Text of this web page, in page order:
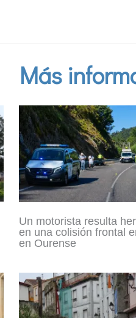
Más
Un motorista resulta
en una colisión frontal
en Ourense